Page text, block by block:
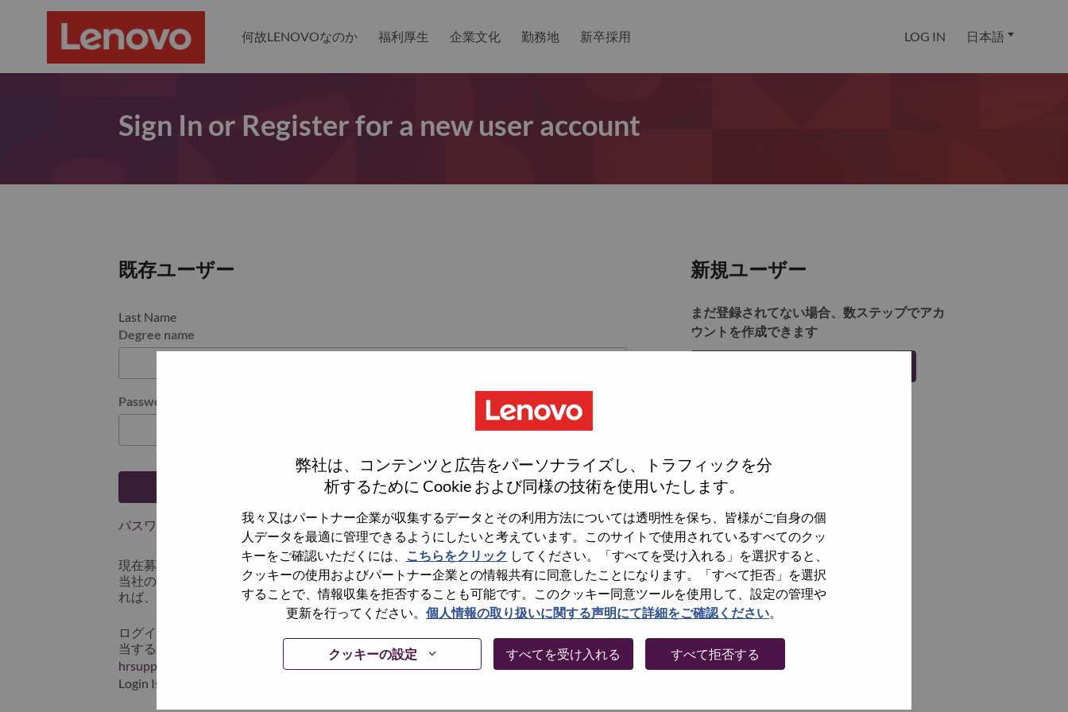
弊社は、コンテンツと広告をパーソナライズし、トラフィックを分
析するために Cookie および同様の技術を使用いたします。
我々又はパートナー企業が収集するデータとその利用方法については透明性を保ち、皆様がご自身の個
人データを最適に管理できるようにしたいと考えています。このサイトで使用されているすべてのクッ
キーをご確認いただくには、
こちらをクリック してください。「すべてを受け入れる」を選択すると、
クッキーの使用およびパートナー企業との情報共有に同意したことになります。「すべて拒否」を選択
することで、情報収集を拒否することも可能です。このクッキー同意ツールを使用して、設定の管理や
更新を行ってください。 個人情報の取り扱いに関する声明にて詳細をご確認ください。
クッキーの設定 すべてを受け入れる すべて拒否する
何故LENOVOなのか 福利厚生 企業文化 勤務地 新卒採用 LOG IN 日本語
Sign In or Register for a new user account
既存ユーザー
Last Name
Degree name
Password
パスワードを忘れましたか？
現在募集中の職種に最近応募しましたでしょうか。その場合、あなたのメールアドレスは
当社のシステムに保存されています。 よって「Forget Password?」をクリックして頂け
れば、リセットしてログインできます。
ログインや新規ユーザーとしての登録時に問題が発生した場合は、エラーの詳細内容と該
当するスクリーンショットのデータを添えて、当社HRサポート 担当
hrsupport@lenovo.com
までお問い合わせ頂けますか。またメールの件名に「Applicant
Login Issue」と入れてください。内容を確認後、サポート担当よりご連絡いたします。
新規ユーザー
まだ登録されてない場合、数ステップでアカ
ウントを作成できます